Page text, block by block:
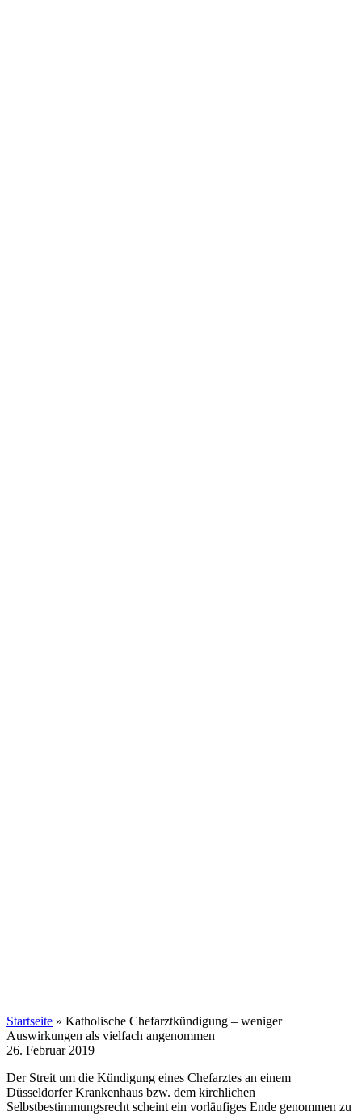
Startseite » Katholische Chefarztkündigung – weniger
Auswirkungen als vielfach angenommen
26. Februar 2019
Der Streit um die Kündigung eines Chefarztes an einem
Düsseldorfer Krankenhaus bzw. dem kirchlichen
Selbstbestimmungsrecht scheint ein vorläufiges Ende genommen zu